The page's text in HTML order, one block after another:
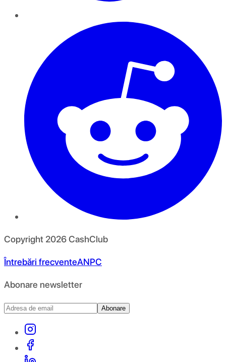
Copyright 2026CashClub
Întrebări frecventeANPC
Abonare newsletter
Abonare